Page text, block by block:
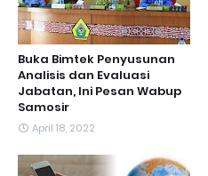
Buka Bimtek Penyusunan
Analisis dan Evaluasi
Jabatan, Ini Pesan Wabup
Samosir
April 18, 2022